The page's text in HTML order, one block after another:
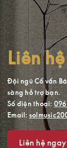
Liên
Đội ngũ Cố vấn
sàng hỗ trợ bạn.
Số điện thoại:
Email:
Liên hệ ngay